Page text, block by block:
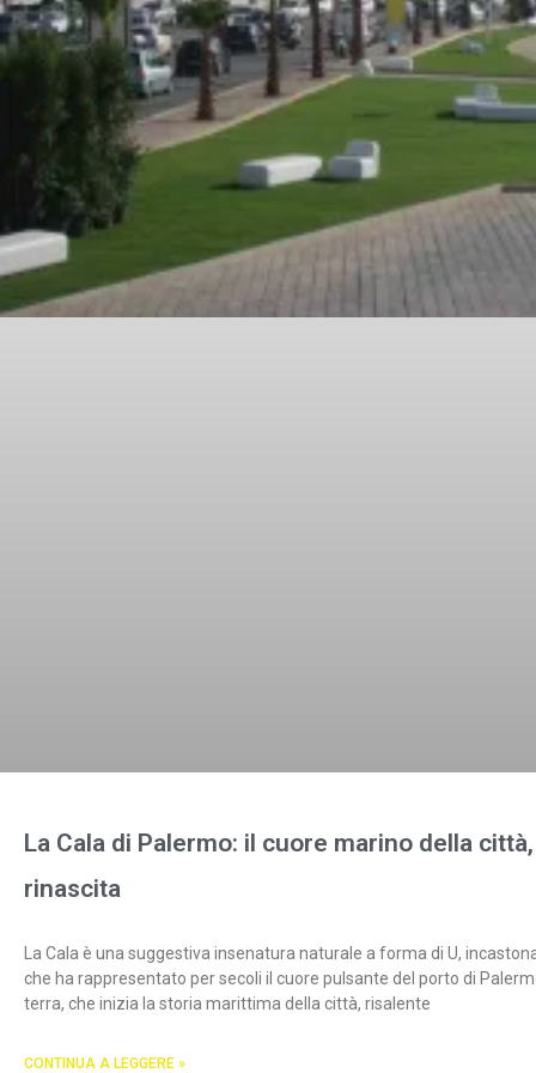
La Cala di Palermo: il cuore marino della
rinascita
La Cala è una suggestiva insenatura naturale a forma di U,
che ha rappresentato per secoli il cuore pulsante del porto di
terra, che inizia la storia marittima della città, risalente
CONTINUA A LEGGERE »